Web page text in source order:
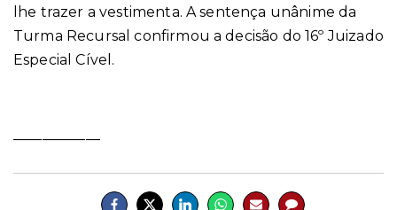
lhe trazer a vestimenta. A sentença unânime da
Turma Recursal confirmou a decisão do 16º Juizado
Especial Cível.